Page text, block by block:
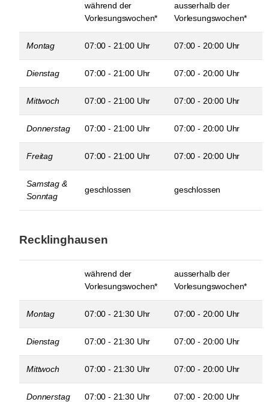
während der
Vorlesungswochen*
ausserhalb der
Vorlesungswochen*
Montag 07:00 - 21:00 Uhr 07:00 - 20:00 Uhr
Dienstag 07:00 - 21:00 Uhr 07:00 - 20:00 Uhr
Mittwoch 07:00 - 21:00 Uhr 07:00 - 20:00 Uhr
Donnerstag 07:00 - 21:00 Uhr 07:00 - 20:00 Uhr
Freitag 07:00 - 21:00 Uhr 07:00 - 20:00 Uhr
Samstag &
Sonntag
geschlossen geschlossen
Recklinghausen
während der
Vorlesungswochen*
ausserhalb der
Vorlesungswochen*
Montag 07:00 - 21:30 Uhr 07:00 - 20:00 Uhr
Dienstag 07:00 - 21:30 Uhr 07:00 - 20:00 Uhr
Mittwoch 07:00 - 21:30 Uhr 07:00 - 20:00 Uhr
Donnerstag 07:00 - 21:30 Uhr 07:00 - 20:00 Uhr